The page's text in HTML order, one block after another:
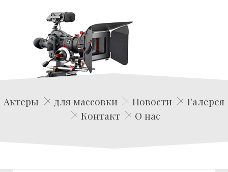
Edwin Film Agencja Aktorska
Актеры для массовки Новости
Галерея
Контакт
О нас